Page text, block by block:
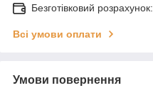
Безготівковий розрахунок:
Всі умови оплати
Умови повернення